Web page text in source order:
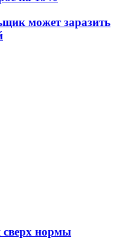
может заразить
сверх нормы